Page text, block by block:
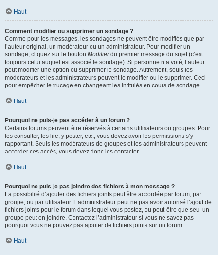
Haut
Comment modifier ou supprimer un sondage ?
Comme pour les messages, les sondages ne peuvent être modifiés que par
l’auteur original, un modérateur ou un administrateur. Pour modifier un
sondage, cliquez sur le bouton Modifierdu premier message du sujet (c’est
toujours celui auquel est associé le sondage). Si personne n’a voté, l’auteur
peut modifier une option ou supprimer le sondage. Autrement, seuls les
modérateurs et les administrateurs peuvent le modifier ou le supprimer. Ceci
pour empêcher le trucage en changeant les intitulés en cours de sondage.
Haut
Pourquoi ne puis-je pas accéder à un forum ?
Certains forums peuvent être réservés à certains utilisateurs ou groupes. Pour
les consulter, les lire, y poster, etc., vous devez avoir les permissions s’y
rapportant. Seuls les modérateurs de groupes et les administrateurs peuvent
accorder ces accès, vous devez donc les contacter.
Haut
Pourquoi ne puis-je pas joindre des fichiers à mon message ?
La possibilité d’ajouter des fichiers joints peut être accordée par forum, par
groupe, ou par utilisateur. L’administrateur peut ne pas avoir autorisé l’ajout de
fichiers joints pour le forum dans lequel vous postez, ou peut-être que seul un
groupe peut en joindre. Contactez l’administrateur si vous ne savez pas
pourquoi vous ne pouvez pas ajouter de fichiers joints sur un forum.
Haut